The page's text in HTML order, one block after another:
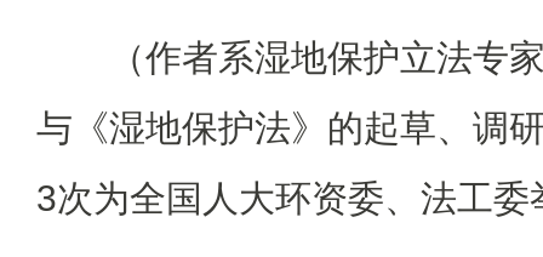
（作者系湿地保护立法专
与《湿地保护法》的起草、调
3次为全国人大环资委、法工